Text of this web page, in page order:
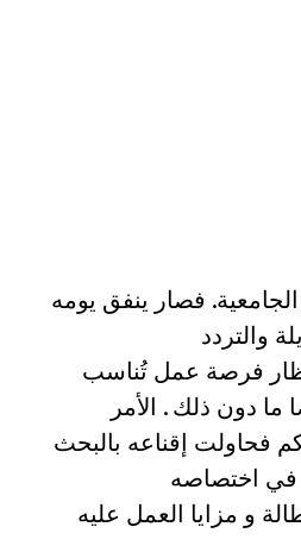
فصار ينفق يومه
والتردد
فرصة عمل تُناسب
ما دون ذلك . الأمر
فحاولت إقناعه بالبحث
اختصاصه
و مزايا العمل عليه